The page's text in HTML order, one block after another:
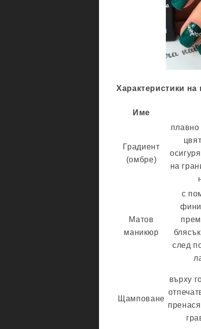
Характеристики на
Име
Градиент
(омбре)
на
Матов
маникюр
с
след
Щамповане
върху